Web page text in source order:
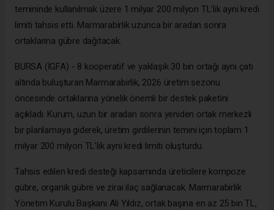
temininde kullanılmak üzere 1 milyar 200 milyon TL’lik ayni kredi
limiti tahsis etti. Marmarabirlik uzunca bir aradan sonra
ortaklarına gübre dağıtacak.
BURSA (İGFA) - 8 kooperatif ve yaklaşık 30 bin ortağı aynı çatı
altında buluşturan Marmarabirlik, 2026 üretim sezonu
öncesinde ortaklarına yönelik önemli bir destek paketini
açıkladı. Kurum, uzun bir aradan sonra yeniden ortak merkezli
bir planlamaya giderek, üretim girdilerinin temini için toplam 1
milyar 200 milyon TL’lik ayni kredi limiti oluşturdu.
Tahsis edilen kredi desteği kapsamında üreticilere kompoze
gübre, organik gübre ve zirai ilaç sağlanacak. Marmarabirlik
Yönetim Kurulu Başkanı Ali Yıldız, ortak başına en az 25 bin TL,